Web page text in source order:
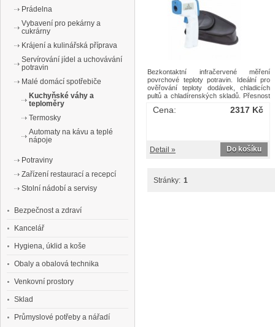
Bezkontaktní infračervené měření
povrchové teploty potravin. Ideální pro
ověřování teploty dodávek, chladicích
pultů a chladírenských skladů. Přesnost
pracovní vzdálenost 160 až 640
2317 Kč
Cena:
Do košíku
Detail »
Stránky: 1
Prádelna
Vybavení pro pekárny a
cukrárny
Krájení a kulinářská příprava
Servírování jídel a uchovávání
potravin
Malé domácí spotřebiče
Kuchyňské váhy a
teploměry
Termosky
Automaty na kávu a teplé
nápoje
Potraviny
Zařízení restaurací a recepcí
Stolní nádobí a servisy
Bezpečnost a zdraví
Kancelář
Hygiena, úklid a koše
Obaly a obalová technika
Venkovní prostory
Sklad
Průmyslové potřeby a nářadí